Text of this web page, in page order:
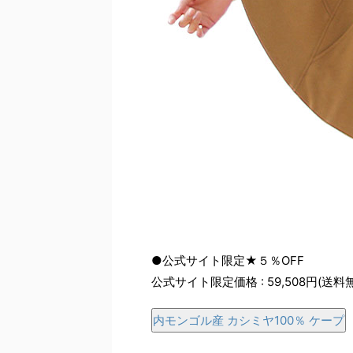
●公式サイト限定★５％OFF
公式サイト限定価格 : 59,508円(送料
内モンゴル産 カシミヤ100％ ケープ